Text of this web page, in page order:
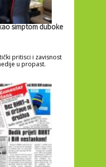
simptom duboke
pritisci i zavisnost
u propast.